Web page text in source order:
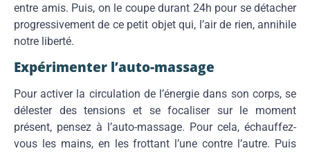
entre amis. Puis, on le coupe durant 24h pour se détacher
progressivement de ce petit objet qui, l’air de rien, annihile
notre liberté.
Expérimenter l’auto-massage
Pour activer la circulation de l’énergie dans son corps, se
délester des tensions et se focaliser sur le moment
présent, pensez à l’auto-massage. Pour cela, échauffez-
vous les mains, en les frottant l’une contre l’autre. Puis